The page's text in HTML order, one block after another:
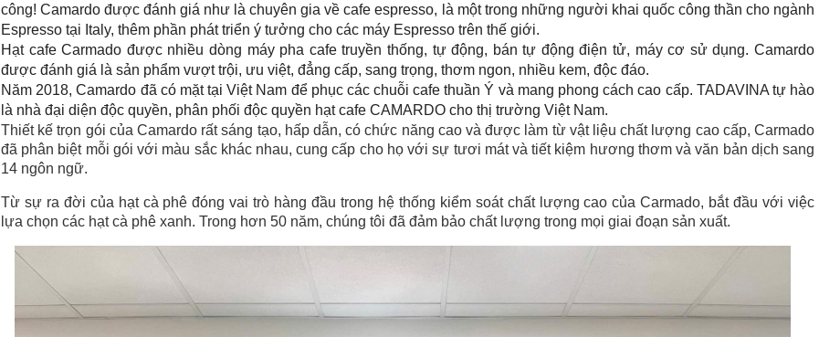
công! Camardo được đánh giá như là chuyên gia về cafe espresso, là một trong những người khai quốc công thần cho ngành
Espresso tại Italy, thêm phần phát triển ý tưởng cho các máy Espresso trên thế giới.
Hạt cafe Carmado được nhiều dòng máy pha cafe truyền thống, tự động, bán tự động điện tử, máy cơ sử dụng. Camardo
được đánh giá là sản phẩm vượt trội, ưu việt, đẳng cấp, sang trọng, thơm ngon, nhiều kem, độc đáo.
Năm 2018, Camardo đã có mặt tại Việt Nam để phục các chuỗi cafe thuần Ý và mang phong cách cao cấp. TADAVINA tự hào
là nhà đại diện độc quyền, phân phối độc quyền hạt cafe CAMARDO cho thị trường Việt Nam.
Thiết kế trọn gói của Camardo rất sáng tạo, hấp dẫn, có chức năng cao và được làm từ vật liệu chất lượng cao cấp, Carmado
đã phân biệt mỗi gói với màu sắc khác nhau, cung cấp cho họ với sự tươi mát và tiết kiệm hương thơm và văn bản dịch sang
14 ngôn ngữ.
Từ sự ra đời của hạt cà phê đóng vai trò hàng đầu trong hệ thống kiểm soát chất lượng cao của Carmado, bắt đầu với việc
lựa chọn các hạt cà phê xanh. Trong hơn 50 năm, chúng tôi đã đảm bảo chất lượng trong mọi giai đoạn sản xuất.